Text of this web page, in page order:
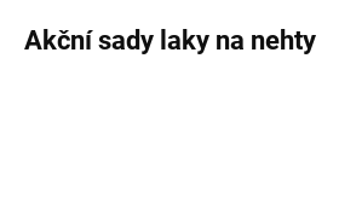
Akční sady laky na nehty